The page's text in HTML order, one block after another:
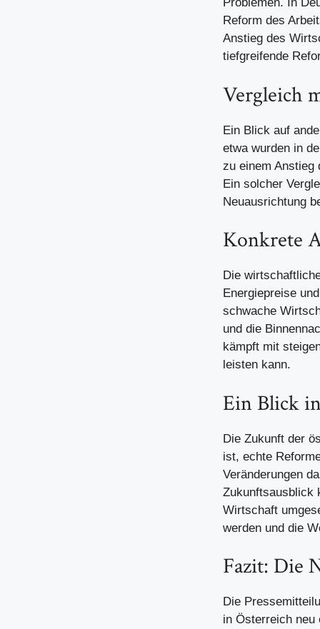
Reform des
Anstieg des
tiefgreifende
Vergleich
Ein Blick auf
etwa wurden in
zu einem Anstieg
Ein solcher
Neuausrichtung
Konkrete
Die
Energiepreise
schwache
und die
kämpft mit
leisten kann.
Ein Blick
Die Zukunft der
ist, echte
Veränderungen
Zukunftsausblick
Wirtschaft
werden und die
Fazit: Die
Die
in Österreich